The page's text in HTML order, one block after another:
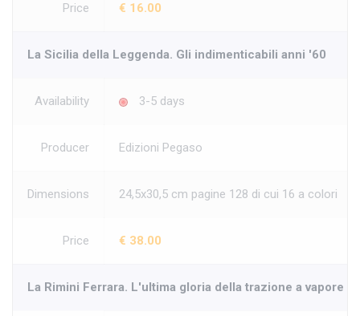
Price € 16.00
La Sicilia della Leggenda. Gli indimenticabili anni '60
Availability 3-5 days
Producer Edizioni Pegaso
Dimensions 24,5x30,5 cm pagine 128 di cui 16 a colori
Price € 38.00
La Rimini Ferrara. L'ultima gloria della trazione a vapore